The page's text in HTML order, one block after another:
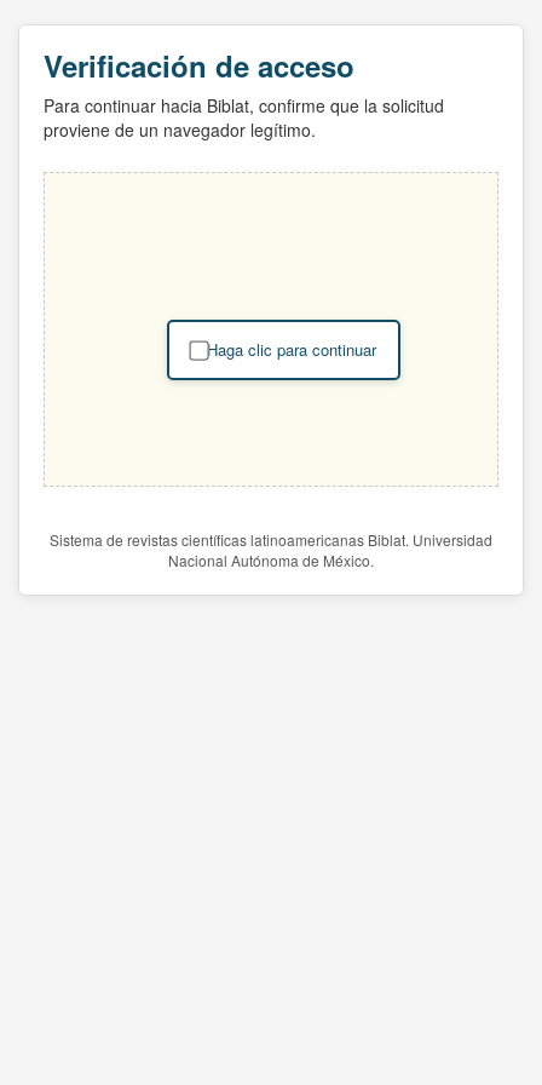
Verificación de acceso
Para continuar hacia Biblat, confirme que la solicitud
proviene de un navegador legítimo.
Haga clic para continuar
Sistema de revistas científicas latinoamericanas Biblat. Universidad
Nacional Autónoma de México.